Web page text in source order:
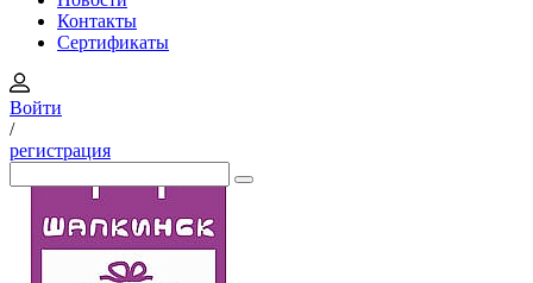
Контакты
Сертификаты
Войти
/
регистрация